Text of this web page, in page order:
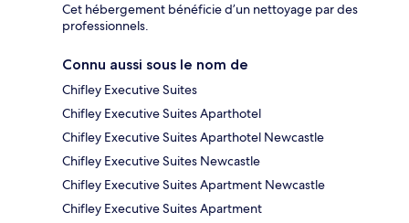
Cet hébergement bénéficie d’un nettoyage par des
professionnels.
Connu aussi sous le nom de
Chifley Executive Suites
Chifley Executive Suites Aparthotel
Chifley Executive Suites Aparthotel Newcastle
Chifley Executive Suites Newcastle
Chifley Executive Suites Apartment Newcastle
Chifley Executive Suites Apartment